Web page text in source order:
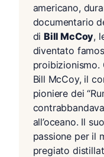
americano,
documentario
di Bill McCoy,
diventato
proibizionismo.
Bill McCoy, il
pioniere dei
all’oceano. Il
passione per il
pregiato